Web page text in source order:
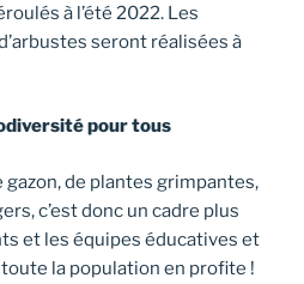
à l’été 2022. Les
seront réalisées à
pour tous
gazon, de plantes grimpantes,
c’est donc un cadre plus
et les équipes éducatives et
la population en profite !